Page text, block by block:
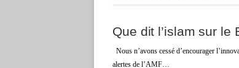
Que dit l’islam sur le
Nous n’avons cessé d’encourager
alertes de l’AMF…